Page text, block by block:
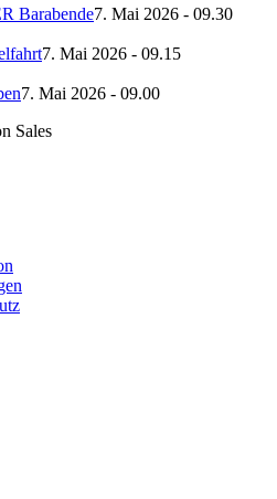
Barabende7. Mai 2026 - 09.30
7. Mai 2026 - 09.15
7. Mai 2026 - 09.00
Sales